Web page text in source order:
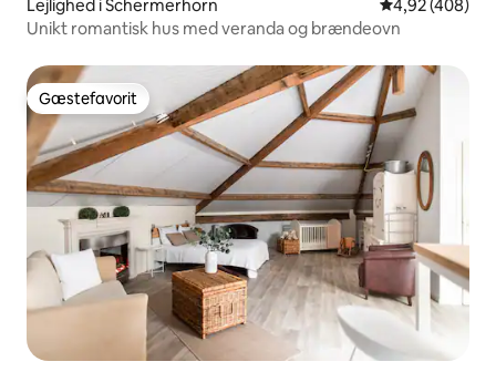
Lejlighed i Schermerhorn 4,92 ud af 5 i
4,92 (408)
Unikt romantisk hus med veranda og brændeovn
Gæstefavorit
Gæstefavorit